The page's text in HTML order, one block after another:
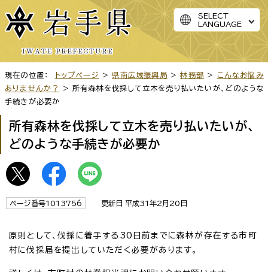
SELECT
LANGUAGE
現在の位置： トップページ > 県南広域振興局 >林務部 >
こんなお悩み
ありませんか？
> 所有森林を伐採して立木を売り払いたいが、どのような
手続きが必要か
所有森林を伐採して立木を売り払いたいが、
どのような手続きが必要か
ページ番号1013756 更新日 平成31年2月20日
原則として、伐採に着手する30日前までに森林が存在する市町
村に伐採届を提出していただく必要があります。